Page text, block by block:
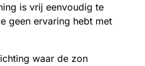
is vrij eenvoudig te
geen ervaring hebt met
waar de zon